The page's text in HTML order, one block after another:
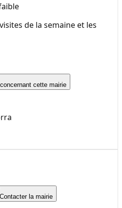
de la semaine et les
cette mairie
Contacter la mairie